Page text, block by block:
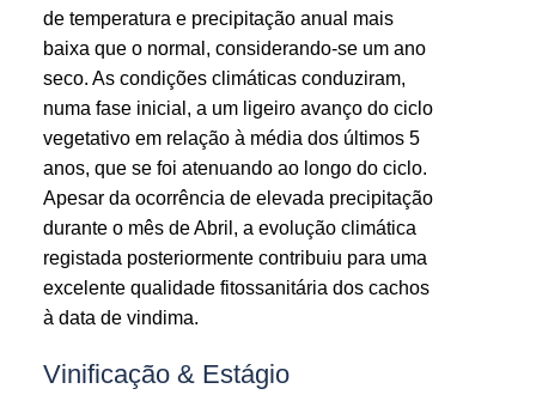
de temperatura e precipitação anual mais
baixa que o normal, considerando-se um ano
seco. As condições climáticas conduziram,
numa fase inicial, a um ligeiro avanço do ciclo
vegetativo em relação à média dos últimos 5
anos, que se foi atenuando ao longo do ciclo.
Apesar da ocorrência de elevada precipitação
durante o mês de Abril, a evolução climática
registada posteriormente contribuiu para uma
excelente qualidade fitossanitária dos cachos
à data de vindima.
Vinificação & Estágio